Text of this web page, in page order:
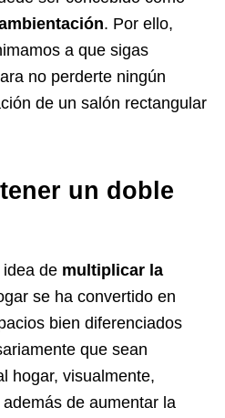
. Por ello,
a que sigas
no perderte ningún
de un salón rectangular
un doble
de multiplicar la
se ha convertido en
bien diferenciados
que sean
hogar, visualmente,
además de aumentar la